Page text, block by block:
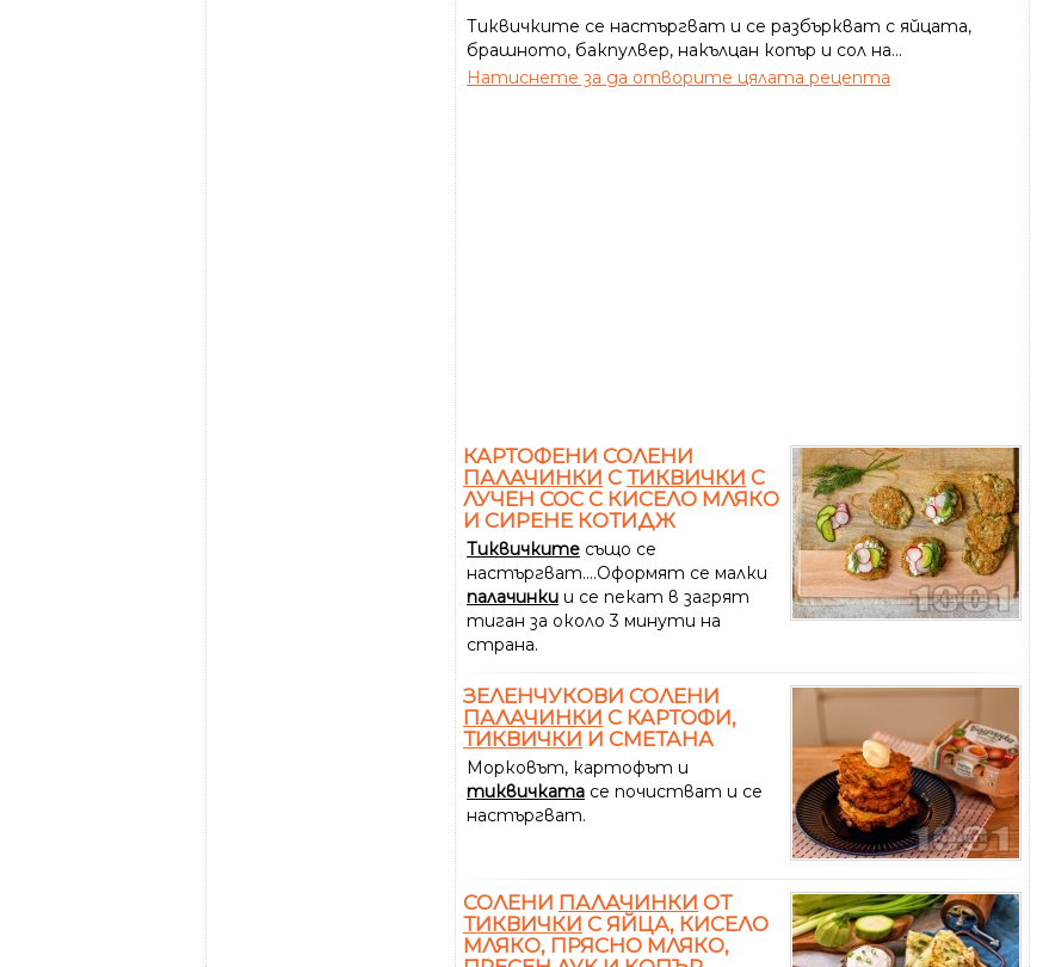
Тиквичките се настъргват и се разбъркват с яйцата,
брашното, бакпулвер, накълцан копър и сол на...
Натиснете за да отворите цялата рецепта
КАРТОФЕНИ СОЛЕНИ
ПАЛАЧИНКИ С ТИКВИЧКИ С
ЛУЧЕН СОС С КИСЕЛО МЛЯКО
И СИРЕНЕ КОТИДЖ
Тиквичките също се
настъргват....Оформят се малки
палачинки и се пекат в загрят
тиган за около 3 минути на
страна.
ЗЕЛЕНЧУКОВИ СОЛЕНИ
ПАЛАЧИНКИ С КАРТОФИ,
ТИКВИЧКИ И СМЕТАНА
Морковът, картофът и
тиквичката се почистват и се
настъргват.
СОЛЕНИ ПАЛАЧИНКИ ОТ
ТИКВИЧКИ С ЯЙЦА, КИСЕЛО
МЛЯКО, ПРЯСНО МЛЯКО,